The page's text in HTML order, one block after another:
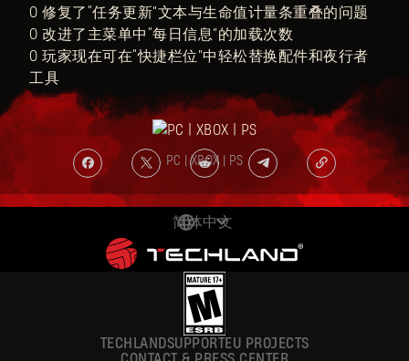
○ 修复了“任务更新”文本与生命值计量条重叠的问题
○ 改进了主菜单中“每日信息”的加载次数
○ 玩家现在可在“快捷栏位”中轻松替换配件和夜行者
工具
PC | XBOX | PS
简体中文
DEUTSCH
ENGLISH
ESPAÑOL
FRANÇAIS
TECHLANDSUPPORTEU PROJECTS